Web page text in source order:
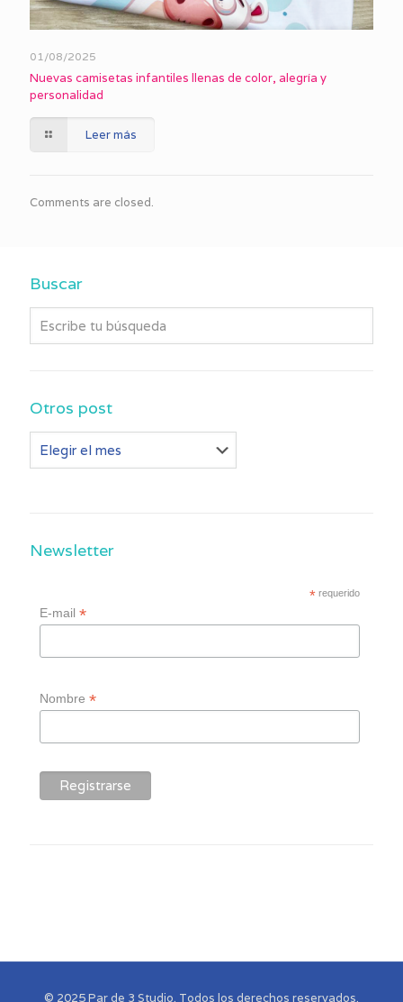
01/08/2025
Nuevas camisetas infantiles llenas de color, alegría y
personalidad
Leer más
Comments are closed.
Buscar
Otros post
post
Newsletter
* requerido
E-mail*
Nombre*
© 2025 Par de 3 Studio. Todos los derechos reservados.